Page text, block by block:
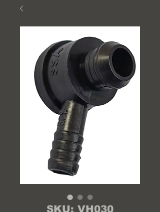
SKU: VH030